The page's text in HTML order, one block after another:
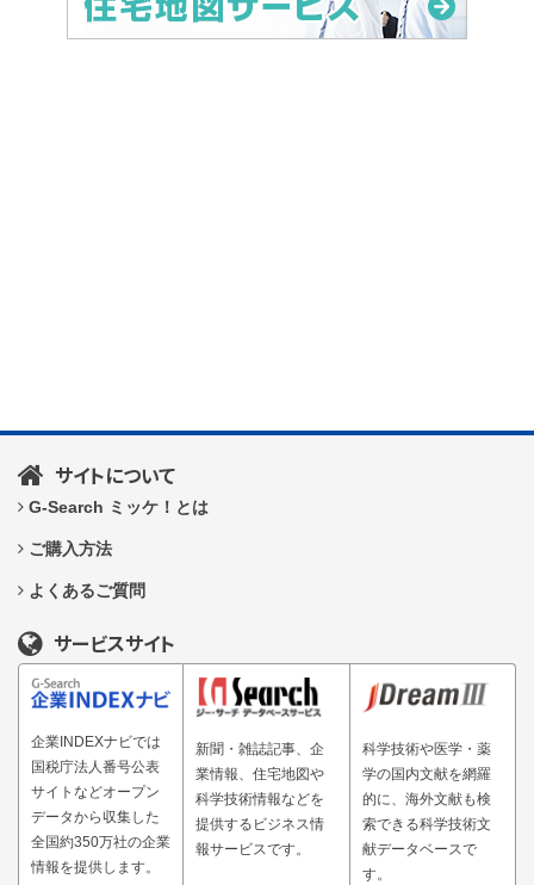
サイトについて
G-Search ミッケ！とは
ご購入方法
よくあるご質問
サービスサイト
企業INDEXナビでは
国税庁法人番号公表
サイトなどオープン
データから収集した
全国約350万社の企業
情報を提供します。
新聞・雑誌記事、企
業情報、住宅地図や
科学技術情報などを
提供するビジネス情
報サービスです。
科学技術や医学・薬
学の国内文献を網羅
的に、海外文献も検
索できる科学技術文
献データベースで
す。